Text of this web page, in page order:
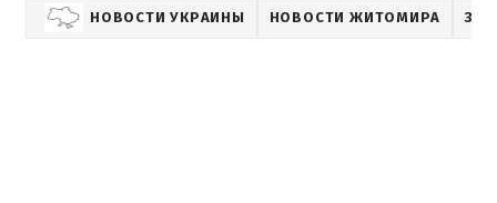
НОВОСТИ УКРАИНЫ НОВОСТИ ЖИТОМИРА